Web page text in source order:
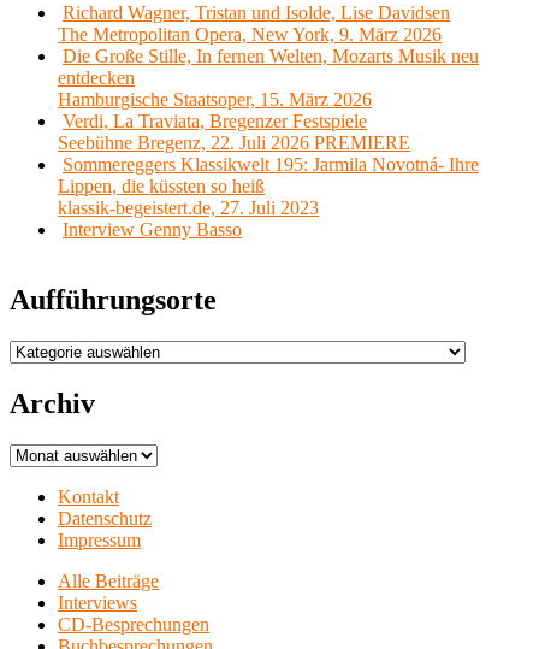
Richard Wagner, Tristan und Isolde, Lise Davidsen
The Metropolitan Opera, New York, 9. März 2026
Die Große Stille, In fernen Welten, Mozarts Musik neu
entdecken
Hamburgische Staatsoper, 15. März 2026
Verdi, La Traviata, Bregenzer Festspiele
Seebühne Bregenz, 22. Juli 2026 PREMIERE
Sommereggers Klassikwelt 195: Jarmila Novotná- Ihre
Lippen, die küssten so heiß
klassik-begeistert.de, 27. Juli 2023
Interview Genny Basso
Aufführungsorte
Aufführungsorte
Archiv
Archiv
Kontakt
Datenschutz
Impressum
Alle Beiträge
Interviews
CD-Besprechungen